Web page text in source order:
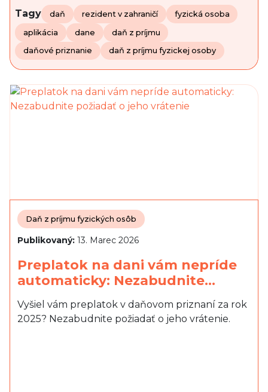
Tagy daň rezident v zahraničí fyzická osoba
aplikácia dane daň z príjmu
daňové priznanie daň z príjmu fyzickej osoby
Daň z príjmu fyzických osôb
Publikovaný: 13. Marec 2026
Preplatok na dani vám nepríde
automaticky: Nezabudnite…
Vyšiel vám preplatok v daňovom priznaní za rok
2025? Nezabudnite požiadať o jeho vrátenie.